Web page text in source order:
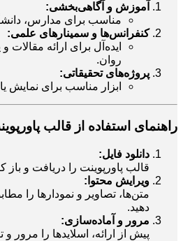
آموزش و آگاهی‌بخشی:
مناسب برای مدارس،
کنفرانس‌ها و سمینارهای علمی:
ایده‌آل برای ارائه
روان.
پروژه‌های تحقیقاتی:
ابزار مناسب برای نمایش
راهنمای استفاده از قالب
دانلود فایل:
قالب پاورپوینت را دریافت و باز
ویرایش محتوا:
متن‌ها، تصاویر و نمودارها را
دهید.
مرور و آماده‌سازی:
پیش از ارائه، اسلایدها را مرور